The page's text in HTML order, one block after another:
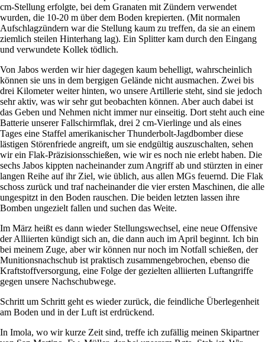
cm-Stellung erfolgte, bei dem Granaten mit Zündern verwendet
wurden, die 10-20 m über dem Boden krepierten. (Mit normalen
Aufschlagzündern war die Stellung kaum zu treffen, da sie an einem
ziemlich steilen Hinterhang lag). Ein Splitter kam durch den Eingang
und verwundete Kollek tödlich.
Von Jabos werden wir hier dagegen kaum behelligt, wahrscheinlich
können sie uns in dem bergigen Gelände nicht ausmachen. Zwei bis
drei Kilometer weiter hinten, wo unsere Artillerie steht, sind sie jedoch
sehr aktiv, was wir sehr gut beobachten können. Aber auch dabei ist
das Geben und Nehmen nicht immer nur einseitig. Dort steht auch eine
Batterie unserer Fallschirmflak, drei 2 cm-Vierlinge und als eines
Tages eine Staffel amerikanischer Thunderbolt-Jagdbomber diese
lästigen Störenfriede angreift, um sie endgültig auszuschalten, sehen
wir ein Flak-Präzisionsschießen, wie wir es noch nie erlebt haben. Die
sechs Jabos kippten nacheinander zum Angriff ab und stürzten in einer
langen Reihe auf ihr Ziel, wie üblich, aus allen MGs feuernd. Die Flak
schoss zurück und traf nacheinander die vier ersten Maschinen, die alle
ungespitzt in den Boden rauschen. Die beiden letzten lassen ihre
Bomben ungezielt fallen und suchen das Weite.
Im März heißt es dann wieder Stellungswechsel, eine neue Offensive
der Alliierten kündigt sich an, die dann auch im April beginnt. Ich bin
bei meinem Zuge, aber wir können nur noch im Notfall schießen, der
Munitionsnachschub ist praktisch zusammengebrochen, ebenso die
Kraftstoffversorgung, eine Folge der gezielten alliierten Luftangriffe
gegen unsere Nachschubwege.
Schritt um Schritt geht es wieder zurück, die feindliche Überlegenheit
am Boden und in der Luft ist erdrückend.
In Imola, wo wir kurze Zeit sind, treffe ich zufällig meinen Skipartner